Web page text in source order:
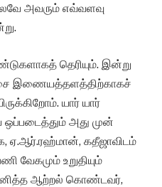
அவரும் எவ்வளவு
தெரியும். இன்று
இணையத்தளத்திற்காகச்
யார் யார்
அது முன்
ஏ.ஆர்.ரஹ்மான், கதீஜாவிடம்
வேகமும் உறுதியும்
ஆற்றல் கொண்டவர்,